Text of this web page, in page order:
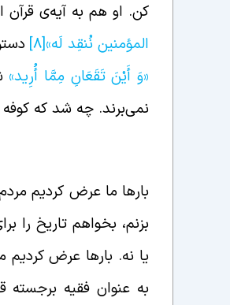
کن. او هم به آیه‌ی قرآن
المؤمنين نُنقِد لَه»[8]
«وَ أَيْنَ تَقَعَانِ مِمَّا أُرِيد»
نمی‌برند. چه شد که
بارها ما عرض کردیم
بزنم، بخواهم تاریخ را
یا نه. بارها عرض کردیم
به عنوان فقیه